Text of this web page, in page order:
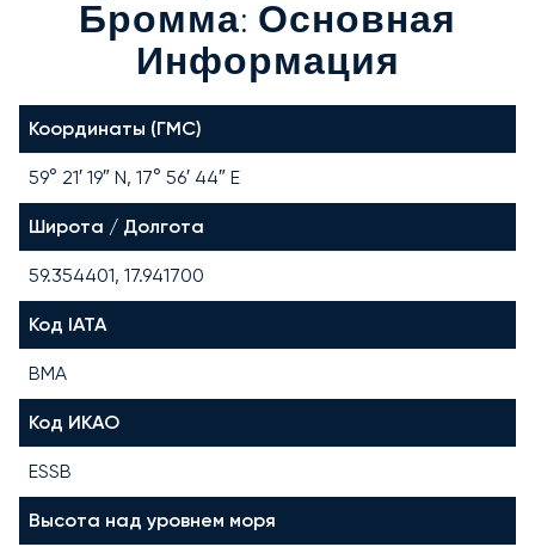
Бромма: Основная
Информация
Координаты (ГМС)
59° 21′ 19″ N, 17° 56′ 44″ E
Широта / Долгота
59.354401, 17.941700
Код IATA
BMA
Код ИКАО
ESSB
Высота над уровнем моря